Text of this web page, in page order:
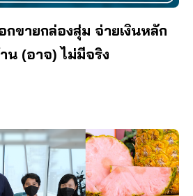
กขายกล่องสุ่ม จ่ายเงินหลัก
น (อาจ) ไม่มีจริง